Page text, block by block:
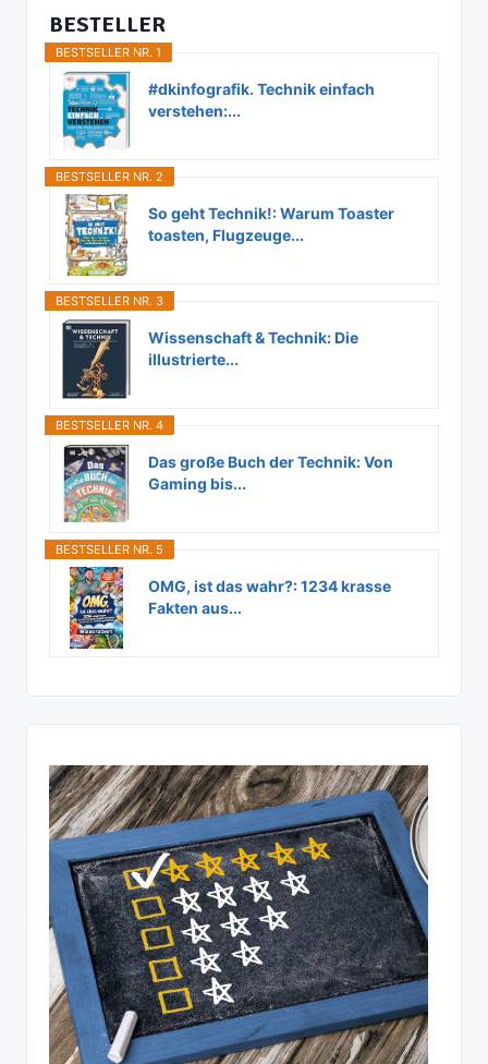
BESTELLER
BESTSELLER NR. 1
#dkinfografik. Technik einfach
verstehen:...
BESTSELLER NR. 2
So geht Technik!: Warum Toaster
toasten, Flugzeuge...
BESTSELLER NR. 3
Wissenschaft & Technik: Die
illustrierte...
BESTSELLER NR. 4
Das große Buch der Technik: Von
Gaming bis...
BESTSELLER NR. 5
OMG, ist das wahr?: 1234 krasse
Fakten aus...